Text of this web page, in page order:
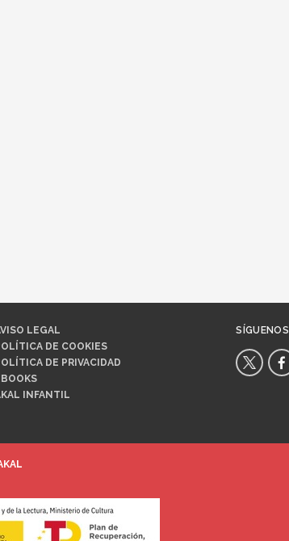
LEGAL
DE COOKIES
DE PRIVACIDAD
INFANTIL
SÍGUENOS